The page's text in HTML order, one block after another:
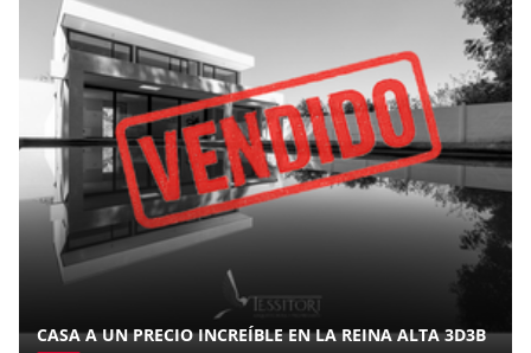
CASA A UN PRECIO INCREÍBLE EN LA REINA ALTA 3D3B